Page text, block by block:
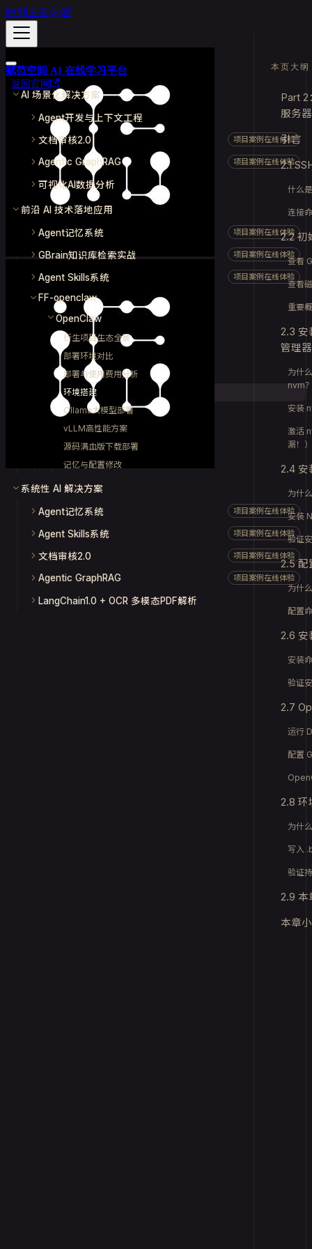
跳到主要内容
赋范空间 AI 在线学习平台
返回官网
AI 场景化解决方案
Agent开发与上下文工程
文档审核2.0
项目案例在线体验
Agentic GraphRAG 项目案例在线体验
可视化AI数据分析
前沿 AI 技术落地应用
Agent记忆系统 项目案例在线体验
GBrain知识库检索实战 项目案例在线体验
Agent Skills系统 项目案例在线体验
FF-openclaw
OpenClaw
衍生项目生态全景
部署环境对比
部署与使用费用分析
环境搭建
Ollama大模型部署
vLLM高性能方案
源码满血版下载部署
记忆与配置修改
系统性 AI 解决方案
Agent记忆系统 项目案例在线体验
Agent Skills系统 项目案例在线体验
文档审核2.0 项目案例在线体验
Agentic GraphRAG 项目案例在线体验
LangChain1.0 + OCR 多模态PDF解析
本页大纲
Part
服务
引言
2.1
什么
连接
2.2 初
查看
查看
重要
2.3 安
管理
为什
nvm
安装
激活
漏！）
2.4 安
为什
安装
验证
2.5 配
为什
配置
2.6 安
安装
验证
2.7
运行
配置
2.8 环
为什
写入
验证
2.9 本
本章